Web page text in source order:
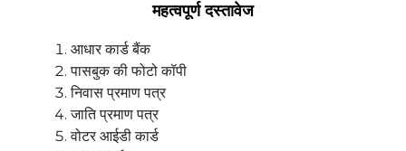
महत्वपूर्ण दस्तावेज
आधार कार्ड बैंक
पासबुक की फोटो कॉपी
निवास प्रमाण पत्र
जाति प्रमाण पत्र
वोटर आईडी कार्ड